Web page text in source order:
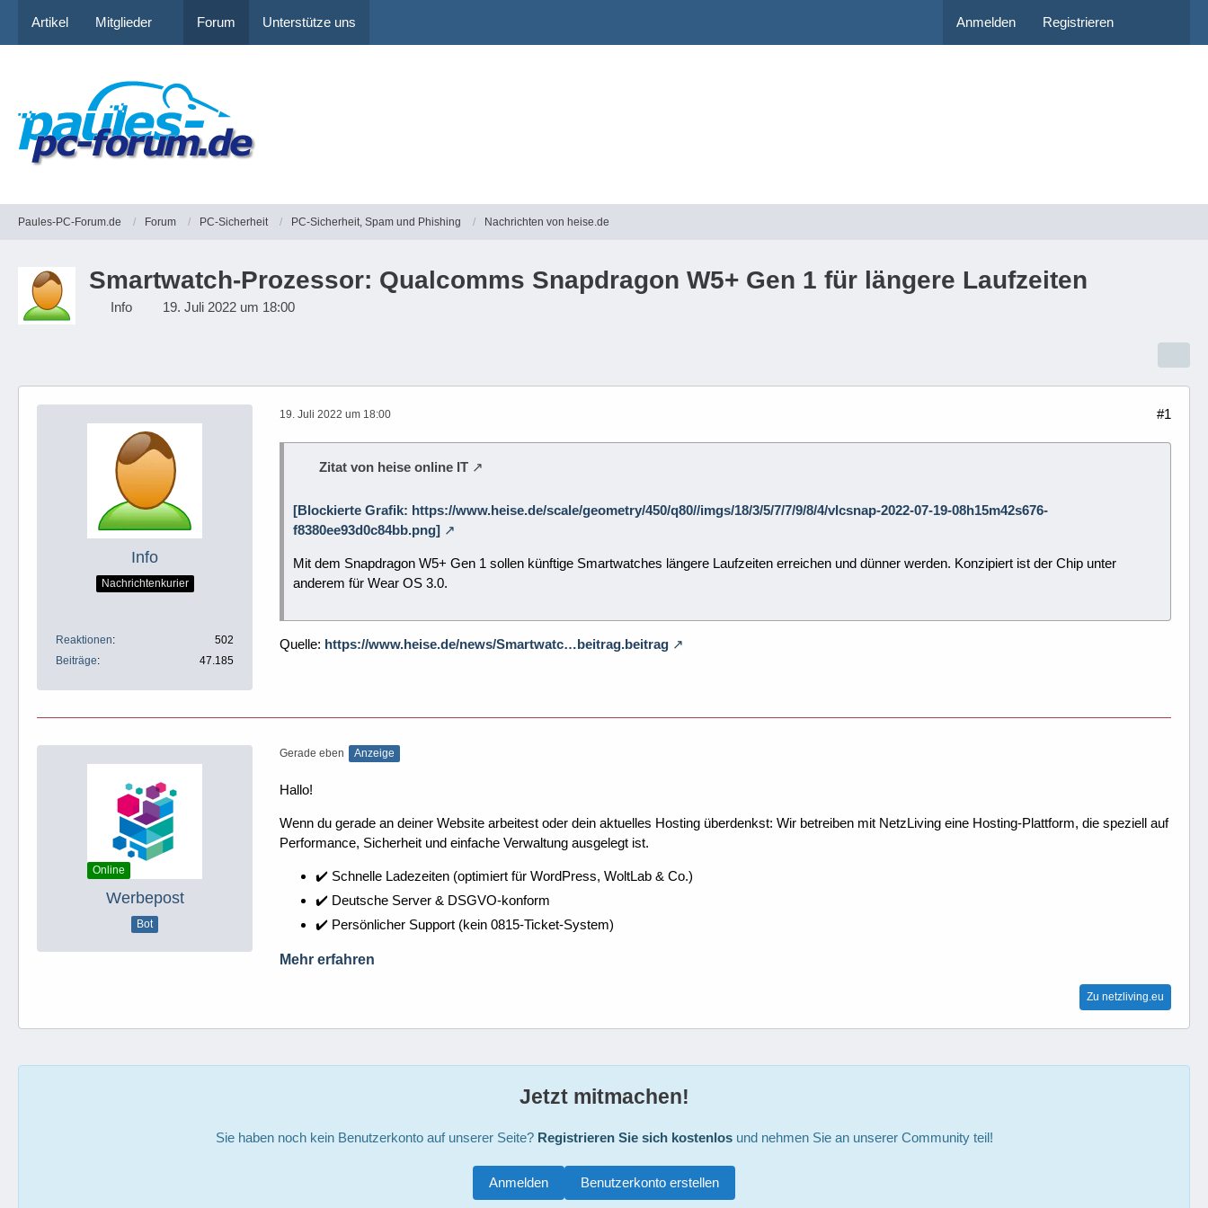
Artikel Mitglieder Forum Unterstütze uns Anmelden Registrieren
Paules-PC-Forum.de Forum PC-Sicherheit PC-Sicherheit, Spam und Phishing Nachrichten von heise.de
Smartwatch-Prozessor: Qualcomms Snapdragon W5+ Gen 1 für längere Laufzeiten
Info 19. Juli 2022 um 18:00
Info
Nachrichtenkurier
Reaktionen
502
Beiträge
47.185
19. Juli 2022 um 18:00 #1
Zitat von heise online IT
[Blockierte Grafik: https://www.heise.de/scale/geometry/450/q80//imgs/18/3/5/7/7/9/8/4/vlcsnap-2022-07-19-08h15m42s676-
f8380ee93d0c84bb.png]
Mit dem Snapdragon W5+ Gen 1 sollen künftige Smartwatches längere Laufzeiten erreichen und dünner werden. Konzipiert ist der Chip unter
anderem für Wear OS 3.0.
Quelle: https://www.heise.de/news/Smartwatc…beitrag.beitrag
Online
Werbepost
Bot
Gerade eben Anzeige
Hallo!
Wenn du gerade an deiner Website arbeitest oder dein aktuelles Hosting überdenkst: Wir betreiben mit NetzLiving eine Hosting-Plattform, die speziell auf
Performance, Sicherheit und einfache Verwaltung ausgelegt ist.
✔️ Schnelle Ladezeiten (optimiert für WordPress, WoltLab & Co.)
✔️ Deutsche Server & DSGVO-konform
✔️ Persönlicher Support (kein 0815-Ticket-System)
Mehr erfahren
Zu netzliving.eu
Jetzt mitmachen!
Sie haben noch kein Benutzerkonto auf unserer Seite? Registrieren Sie sich kostenlosund nehmen Sie an unserer Community teil!
Benutzerkonto erstellen
Anmelden